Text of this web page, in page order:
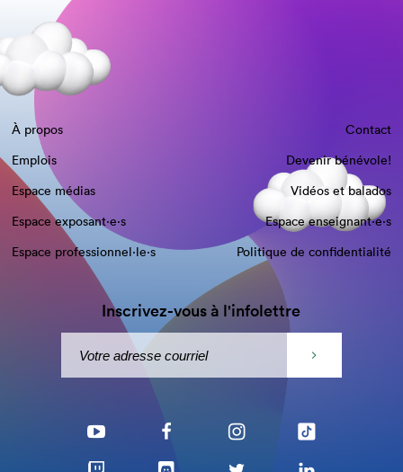
À propos
Contact
Emplois
Devenir bénévole!
Espace médias
Vidéos et balados
Espace exposant·e⋅s
Espace enseignant·e⋅s
Espace professionnel·le⋅s
Politique de confidentialité
Inscrivez-vous à l'infolettre